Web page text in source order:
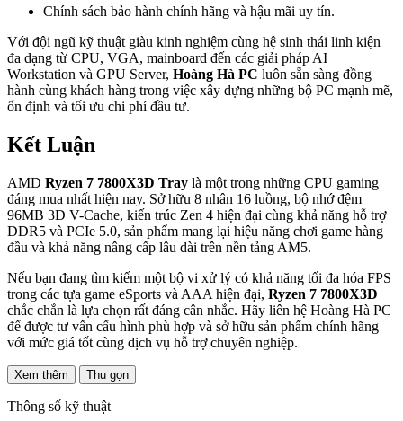
Chính sách bảo hành chính hãng và hậu mãi uy tín.
Với đội ngũ kỹ thuật giàu kinh nghiệm cùng hệ sinh thái linh kiện
đa dạng từ CPU, VGA, mainboard đến các giải pháp AI
Workstation và GPU Server, Hoàng Hà PC luôn sẵn sàng đồng
hành cùng khách hàng trong việc xây dựng những bộ PC mạnh mẽ,
ổn định và tối ưu chi phí đầu tư.
Kết Luận
AMD Ryzen 7 7800X3D Tray là một trong những CPU gaming
đáng mua nhất hiện nay. Sở hữu 8 nhân 16 luồng, bộ nhớ đệm
96MB 3D V-Cache, kiến trúc Zen 4 hiện đại cùng khả năng hỗ trợ
DDR5 và PCIe 5.0, sản phẩm mang lại hiệu năng chơi game hàng
đầu và khả năng nâng cấp lâu dài trên nền tảng AM5.
Nếu bạn đang tìm kiếm một bộ vi xử lý có khả năng tối đa hóa FPS
trong các tựa game eSports và AAA hiện đại, Ryzen 7 7800X3D
chắc chắn là lựa chọn rất đáng cân nhắc. Hãy liên hệ Hoàng Hà PC
để được tư vấn cấu hình phù hợp và sở hữu sản phẩm chính hãng
với mức giá tốt cùng dịch vụ hỗ trợ chuyên nghiệp.
Xem thêm Thu gọn
Thông số kỹ thuật